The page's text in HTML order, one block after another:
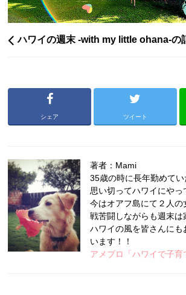
ハワイの週末 -with my little ohana-の
シェア ツイート
著者：Mami
35歳の時に長年勤めてい
思い切ってハワイにやっ
今はオアフ島にて２人
戦苦闘しながらも週末は
ハワイの風を皆さんにも
います！！
アメブロ「ハワイで子育